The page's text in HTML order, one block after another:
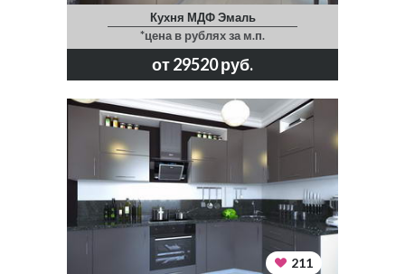
Кухня МДФ Эмаль
*цена в рублях за м.п.
от 29520 руб.
211